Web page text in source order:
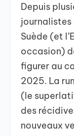
Depuis
journalistes
Suède (et
occasion)
figurer au
2025. La
(le
des
nouveaux